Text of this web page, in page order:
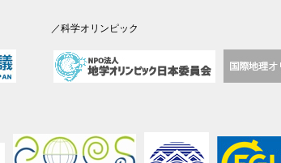
／科学オリンピック